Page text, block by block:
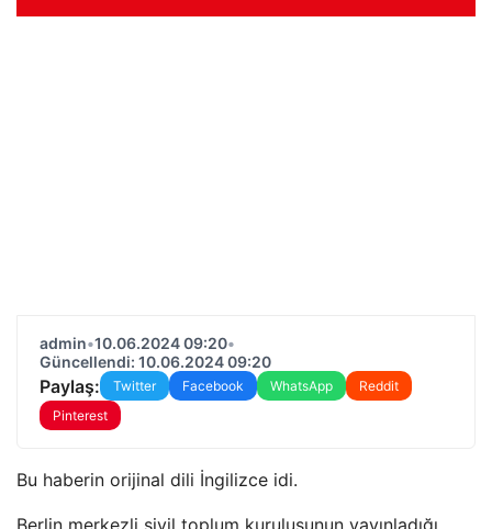
admin•10.06.2024 09:20•
Güncellendi: 10.06.2024 09:20
Paylaş: Twitter Facebook WhatsApp
Reddit
Pinterest
Bu haberin orijinal dili İngilizce idi.
Berlin merkezli sivil toplum kuruluşunun yayınladığı